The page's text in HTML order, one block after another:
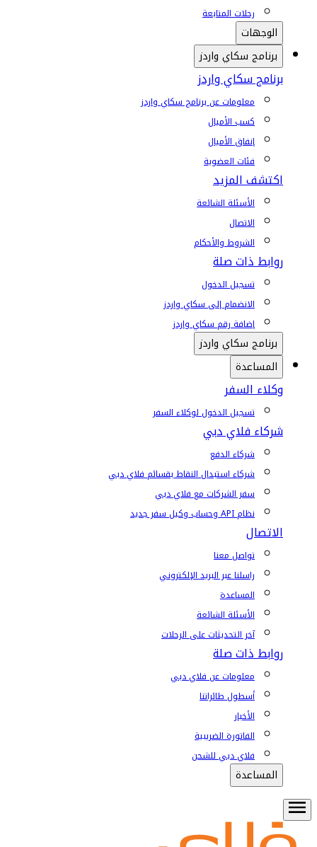
رحلات المتابعة
الوجهات
برنامج سكاي واردز
برنامج سكاي واردز
معلومات عن برنامج سكاي واردز
كسب الأميال
إنفاق الأميال
فئات العضوية
اكتشف المزيد
الأسئلة الشائعة
الاتصال
الشروط والأحكام
روابط ذات صلة
تسجيل الدخول
الانضمام إلى سكاي واردز
إضافة رقم سكاي واردز
برنامج سكاي واردز
المساعدة
وكلاء السفر
تسجيل الدخول لوكلاء السفر
شركاء فلاي دبي
شركاء الدفع
شركاء استبدال النقاط بقسائم فلاي دبي
سفر الشركات مع فلاي دبي
نظام API وحساب وكيل سفر جديد
الاتصال
تواصل معنا
راسلنا عبر البريد الإلكتروني
المساعدة
الأسئلة الشائعة
آخر التحديثات على الرحلات
روابط ذات صلة
معلومات عن فلاي دبي
أسطول طائراتنا
الأخبار
الفاتورة الضريبية
فلاي دبي للشحن
المساعدة